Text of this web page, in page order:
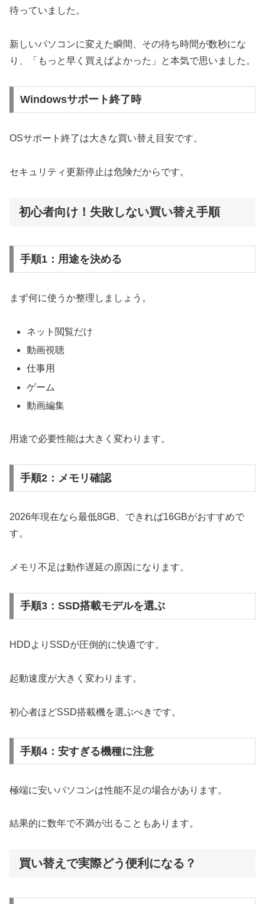
待っていました。
新しいパソコンに変えた瞬間、その待ち時間が数秒にな
り、「もっと早く買えばよかった」と本気で思いました。
Windowsサポート終了時
OSサポート終了は大きな買い替え目安です。
セキュリティ更新停止は危険だからです。
初心者向け！失敗しない買い替え手順
手順1：用途を決める
まず何に使うか整理しましょう。
ネット閲覧だけ
動画視聴
仕事用
ゲーム
動画編集
用途で必要性能は大きく変わります。
手順2：メモリ確認
2026年現在なら最低8GB、できれば16GBがおすすめで
す。
メモリ不足は動作遅延の原因になります。
手順3：SSD搭載モデルを選ぶ
HDDよりSSDが圧倒的に快適です。
起動速度が大きく変わります。
初心者ほどSSD搭載機を選ぶべきです。
手順4：安すぎる機種に注意
極端に安いパソコンは性能不足の場合があります。
結果的に数年で不満が出ることもあります。
買い替えで実際どう便利になる？